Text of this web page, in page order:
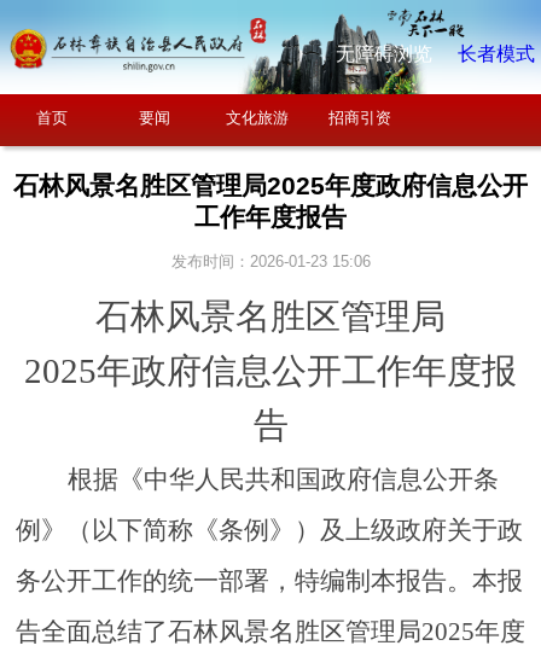
无障碍浏览 长者模式
首页 要闻 文化旅游 招商引资
石林风景名胜区管理局2025年度政府信息公开
工作年度报告
发布时间：2026-01-23 15:06
石林风景名胜区管理局
2025年政府信息公开工作年度报
告
根据《中华人民共和国政府信息公开条
例》（以下简称《条例》）及上级政府关于政
务公开工作的统一部署，特编制本报告。本报
告全面总结了石林风景名胜区管理局2025年度